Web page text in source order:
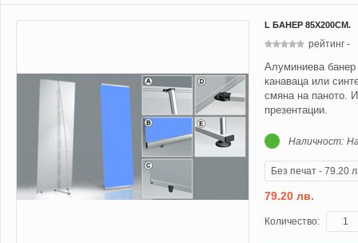
L БАНЕР 85Х200СМ.
рейтинг -
Алуминиева банер
канаваца или
смяна на паното.
презентации.
Наличност:
79.20 лв.
Количество: